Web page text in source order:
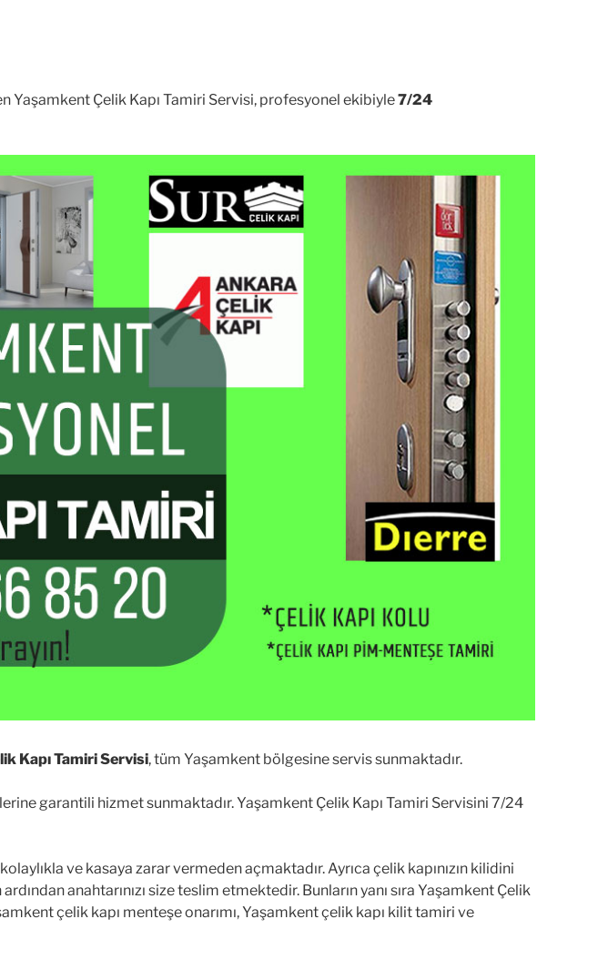
Yaşamkent Çelik Kapı Tamiri Servisi, profesyonel ekibiyle7/24
Kapı Tamiri Servisi, tüm Yaşamkent bölgesine servis sunmaktadır.
garantili hizmet sunmaktadır. Yaşamkent Çelik Kapı Tamiri Servisini 7/24
ve kasaya zarar vermeden açmaktadır. Ayrıca çelik kapınızın kilidini
anahtarınızı size teslim etmektedir. Bunların yanı sıra Yaşamkent Çelik
çelik kapı menteşe onarımı, Yaşamkent çelik kapı kilit tamiri ve